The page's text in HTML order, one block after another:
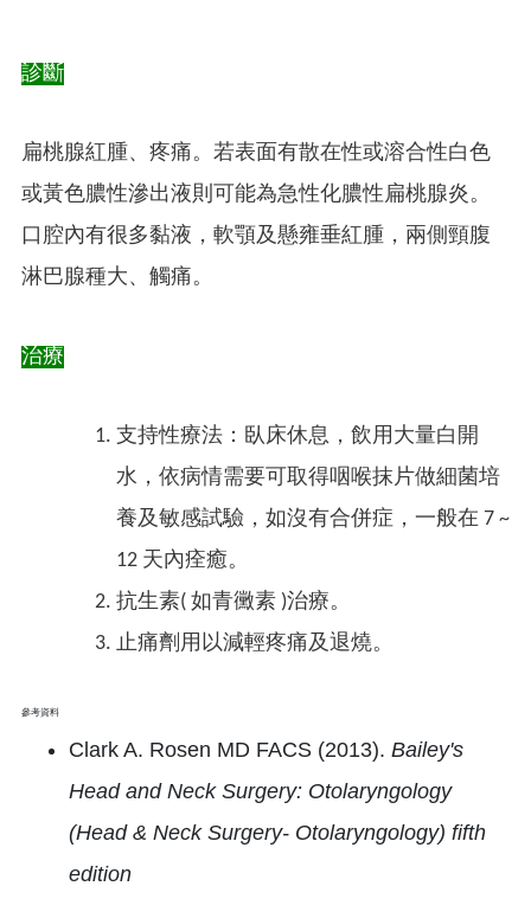
診斷
扁桃腺紅腫、疼痛。若表面有散在性或溶合性白色
或黃色膿性滲出液則可能為急性化膿性扁桃腺炎。
口腔內有很多黏液，軟顎及懸雍垂紅腫，兩側頸腹
淋巴腺種大、觸痛。
治療
支持性療法：臥床休息，飲用大量白開
水，依病情需要可取得咽喉抹片做細菌培
養及敏感試驗，如沒有合併症，一般在 7 ~
12 天內痊癒。
抗生素( 如青黴素 )治療。
止痛劑用以減輕疼痛及退燒。
參考資料
Clark A. Rosen MD FACS (2013). Bailey's
Head and Neck Surgery: Otolaryngology
(Head & Neck Surgery- Otolaryngology) fifth
edition